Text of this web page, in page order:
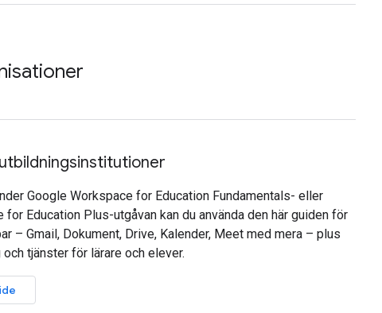
Google Workspace for Education Fundamentals- eller
for Education Plus-utgåvan kan du använda den här guiden för
– Gmail, Dokument, Drive, Kalender, Meet med mera – plus
tjänster för lärare och elever.